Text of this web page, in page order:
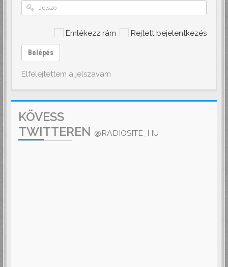
Emlékezz rám Rejtett bejelentkezés
Belépés
Elfelejtettem a jelszavam
KÖVESS
TWITTEREN @RADIOSITE_HU